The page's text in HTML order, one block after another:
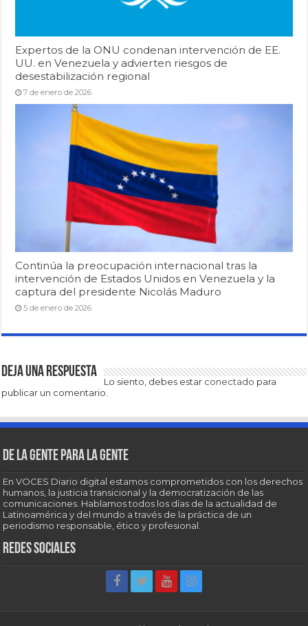
Expertos de la ONU condenan intervención de EE.
UU. en Venezuela y advierten riesgos de
desestabilización regional
7 de enero de 2026
Continúa la preocupación internacional tras la
intervención de Estados Unidos en Venezuela y la
captura del presidente Nicolás Maduro
5 de enero de 2026
Deja una respuesta
Lo siento, debes estar conectado para
publicar un comentario.
De la gente para la gente
En VOCES Diario digital estamos comprometidos con los derechos
humanos, la justicia transicional y la democratización de las
comunicaciones. Hablamos todos los días de la actualidad de
Latinoamérica y del mundo a través de la práctica de un
periodismo responsable, ético y profesional.
Redes sociales